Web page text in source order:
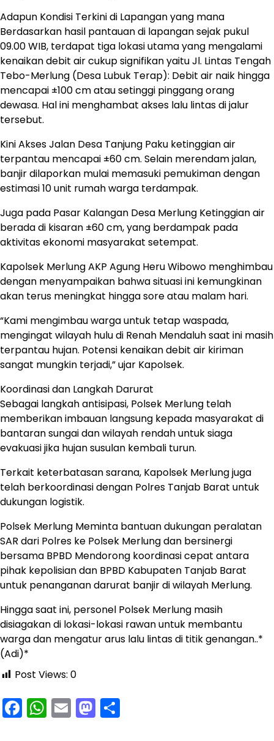
Adapun Kondisi Terkini di Lapangan yang mana
Berdasarkan hasil pantauan di lapangan sejak pukul
09.00 WIB, terdapat tiga lokasi utama yang mengalami
kenaikan debit air cukup signifikan yaitu Jl. Lintas Tengah
Tebo-Merlung (Desa Lubuk Terap): Debit air naik hingga
mencapai ±100 cm atau setinggi pinggang orang
dewasa. Hal ini menghambat akses lalu lintas di jalur
tersebut.
Kini Akses Jalan Desa Tanjung Paku ketinggian air
terpantau mencapai ±60 cm. Selain merendam jalan,
banjir dilaporkan mulai memasuki pemukiman dengan
estimasi 10 unit rumah warga terdampak.
Juga pada Pasar Kalangan Desa Merlung Ketinggian air
berada di kisaran ±60 cm, yang berdampak pada
aktivitas ekonomi masyarakat setempat.
Kapolsek Merlung AKP Agung Heru Wibowo menghimbau
dengan menyampaikan bahwa situasi ini kemungkinan
akan terus meningkat hingga sore atau malam hari.
“Kami mengimbau warga untuk tetap waspada,
mengingat wilayah hulu di Renah Mendaluh saat ini masih
terpantau hujan. Potensi kenaikan debit air kiriman
sangat mungkin terjadi,” ujar Kapolsek.
Koordinasi dan Langkah Darurat
Sebagai langkah antisipasi, Polsek Merlung telah
memberikan imbauan langsung kepada masyarakat di
bantaran sungai dan wilayah rendah untuk siaga
evakuasi jika hujan susulan kembali turun.
Terkait keterbatasan sarana, Kapolsek Merlung juga
telah berkoordinasi dengan Polres Tanjab Barat untuk
dukungan logistik.
Polsek Merlung Meminta bantuan dukungan peralatan
SAR dari Polres ke Polsek Merlung dan bersinergi
bersama BPBD Mendorong koordinasi cepat antara
pihak kepolisian dan BPBD Kabupaten Tanjab Barat
untuk penanganan darurat banjir di wilayah Merlung.
Hingga saat ini, personel Polsek Merlung masih
disiagakan di lokasi-lokasi rawan untuk membantu
warga dan mengatur arus lalu lintas di titik genangan..*
(Adi)*
Post Views: 0
Facebook
WhatsApp
EmailMastodon